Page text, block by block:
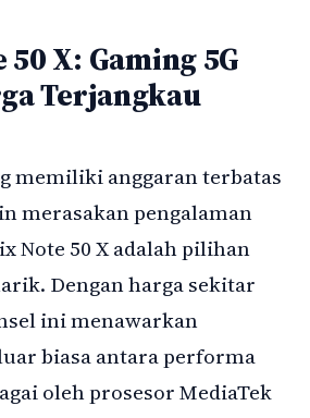
X: Gaming 5G
Terjangkau
memiliki anggaran terbatas
merasakan pengalaman
Note 50 X adalah pilihan
Dengan harga sekitar
ini menawarkan
biasa antara performa
oleh prosesor MediaTek